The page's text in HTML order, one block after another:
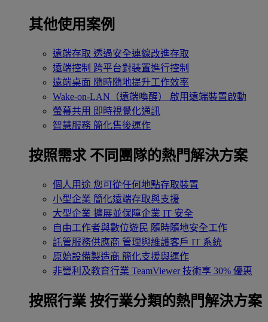
其他使用案例
遠端存取 透過安全連線改進存取
遠端控制 跨平台對裝置進行控制
遠端桌面 隨時隨地提升工作效率
Wake-on-LAN（遠端喚醒）
啟用遠端裝置啟動
螢幕共用 即時視覺化通訊
智慧服務 簡化售後運作
按照需求 不同團隊的熱門解決方案
個人用途 您可從任何地點存取裝置
小型企業 簡化遠端存取與支援
大型企業 擴展並保障企業 IT 安全
自由工作者與數位遊民 隨時隨地安全工作
託管服務供應商 管理與維護客戶 IT 系統
原始設備製造商 簡化支援與運作
非營利及教育行業 TeamViewer 技術享 30% 優惠
按照行業 按行業分類的熱門解決方案